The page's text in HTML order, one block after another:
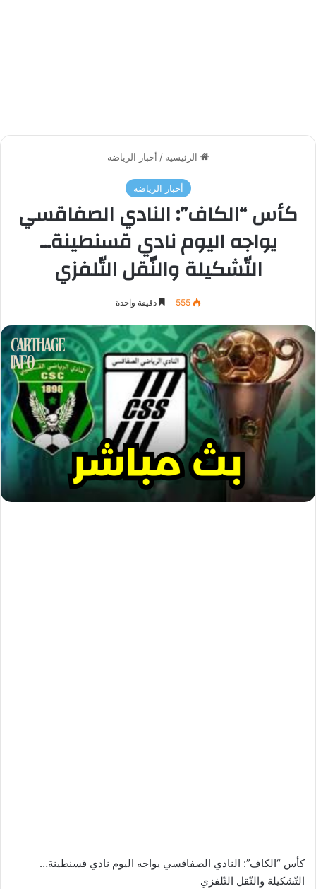
الرئيسية / أخبار الرياضة
أخبار الرياضة
كأس “الكاف”: النادي الصفاقسي
يواجه اليوم نادي قسنطينة…
التّشكيلة والنّقل التّلفزي
555 دقيقة واحدة
كأس “الكاف”: النادي الصفاقسي يواجه اليوم نادي قسنطينة…
التّشكيلة والنّقل التّلفزي